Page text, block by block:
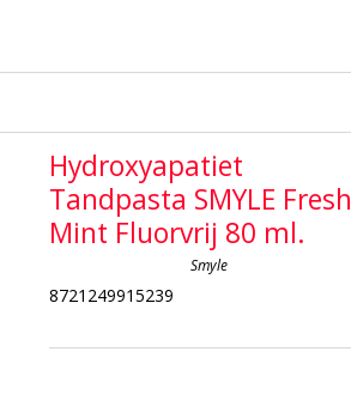
Hydroxyapatiet
Tandpasta SMYLE Fresh
Mint Fluorvrij 80 ml.
Smyle
8721249915239